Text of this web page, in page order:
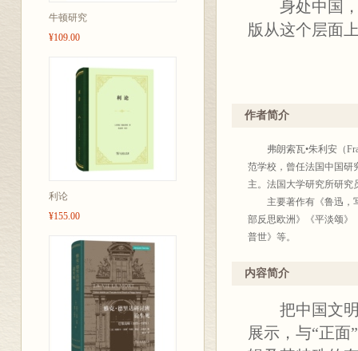
牛顿研究
¥109.00
利论
¥155.00
身处中国，
版从这个层面
作者简介
弗朗索瓦•朱利安（
范学校，曾任法国中国研
主。法国大学研究所研究
主要著作有《鲁迅，写
部反思欧洲》《平淡颂》
普世》等。
北京大学哲学系教授，
腊的神话与宗教》《想
内容简介
把中国文明
展示，与“正